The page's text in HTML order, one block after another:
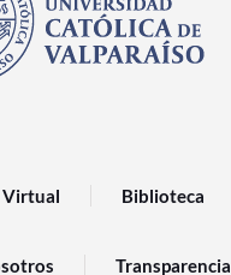
Virtual Biblioteca
Transparencia